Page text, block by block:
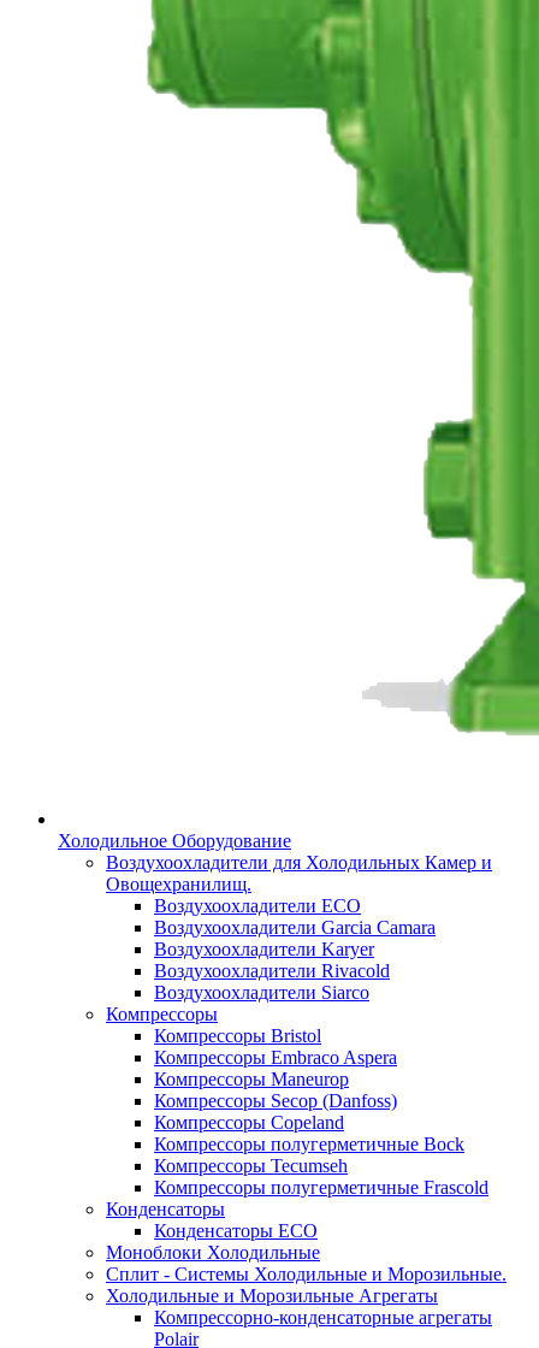
Холодильное Оборудование
Воздухоохладители для Холодильных Камер и
Овощехранилищ.
Воздухоохладители ECO
Воздухоохладители Garcia Camara
Воздухоохладители Karyer
Воздухоохладители Rivacold
Воздухоохладители Siarco
Компрессоры
Компрессоры Bristol
Компрессоры Embraco Aspera
Компрессоры Maneurop
Компрессоры Secop (Danfoss)
Компрессоры Copeland
Компрессоры полугерметичные Bock
Компрессоры Tecumseh
Компрессоры полугерметичные Frascold
Конденсаторы
Конденсаторы ECO
Моноблоки Холодильные
Сплит - Системы Холодильные и Морозильные.
Холодильные и Морозильные Агрегаты
Компрессорно-конденсаторные агрегаты
Polair